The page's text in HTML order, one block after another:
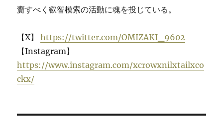
齎すべく叡智模索の活動に魂を投じている。
【X】https://twitter.com/OMIZAKI_9602
【Instagram】
https://www.instagram.com/xcrowxnilxtailxco
ckx/